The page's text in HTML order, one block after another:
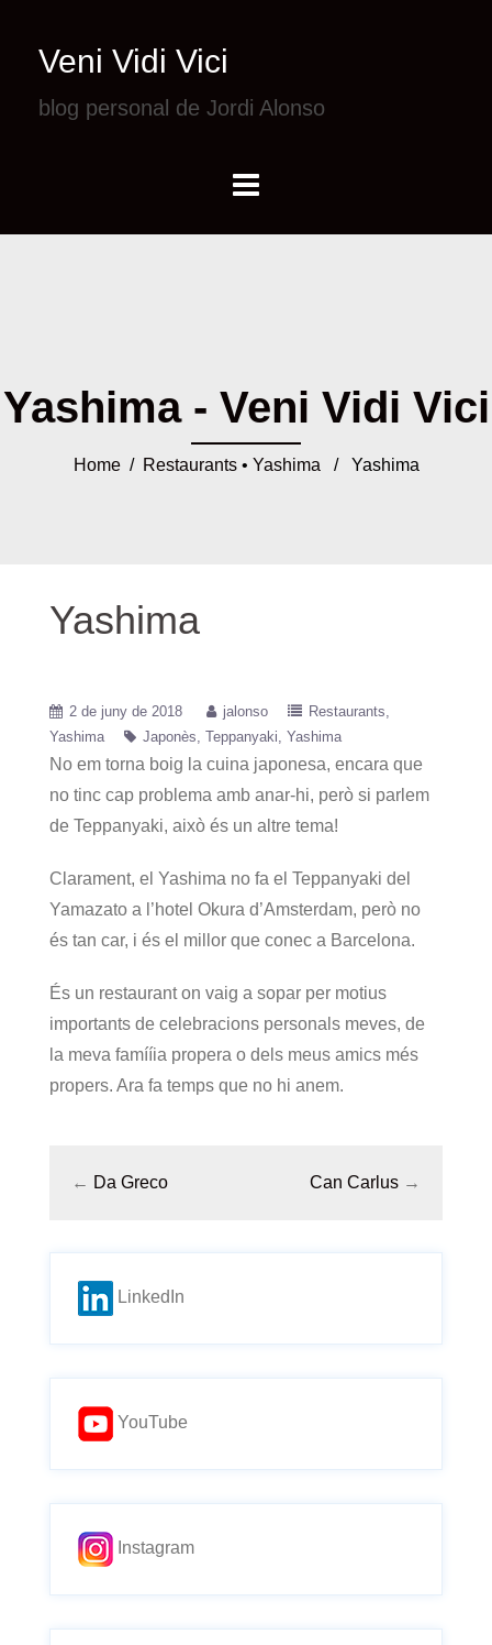
Veni Vidi Vici
blog personal de Jordi Alonso
Yashima - Veni Vidi Vici
Home/ Restaurants• Yashima / Yashima
Yashima
2 de juny de 2018 jalonso
Restaurants
Yashima
Japonès Teppanyaki Yashima
No em torna boig la cuina japonesa, encara que
no tinc cap problema amb anar-hi, però si parlem
de Teppanyaki, això és un altre tema!
Clarament, el Yashima no fa el Teppanyaki del
Yamazato a l’hotel Okura d’Amsterdam, però no
és tan car, i és el millor que conec a Barcelona.
És un restaurant on vaig a sopar per motius
importants de celebracions personals meves, de
la meva famííia propera o dels meus amics més
propers. Ara fa temps que no hi anem.
← Da Greco Can Carlus →
LinkedIn
YouTube
Instagram